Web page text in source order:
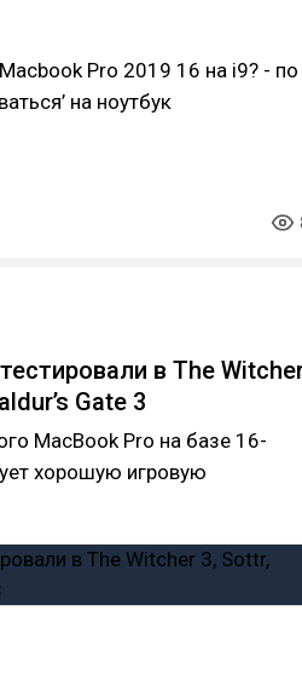
Pro 2019 16 на i9? - по
на ноутбук
в The
Gate 3
MacBook Pro на базе 16-
хорошую игровую